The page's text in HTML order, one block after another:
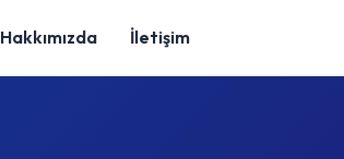
Hakkımızda İletişim